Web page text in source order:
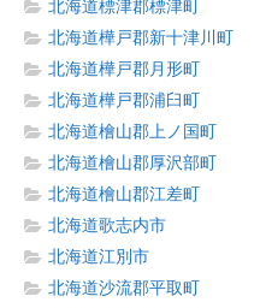
北海道標津郡標津町
北海道樺戸郡新十津川町
北海道樺戸郡月形町
北海道樺戸郡浦臼町
北海道檜山郡上ノ国町
北海道檜山郡厚沢部町
北海道檜山郡江差町
北海道歌志内市
北海道江別市
北海道沙流郡平取町